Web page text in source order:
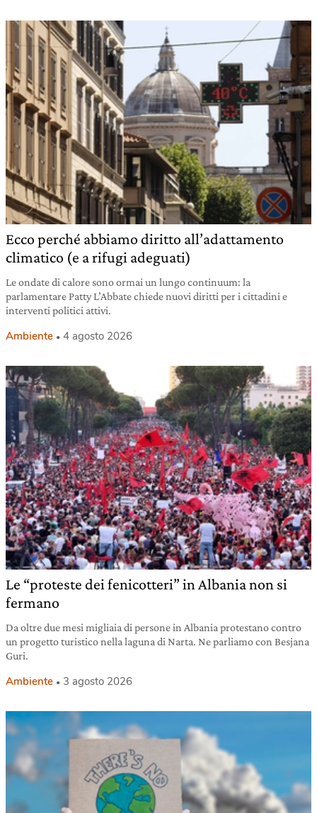
Ecco perché abbiamo diritto all’adattamento
climatico (e a rifugi adeguati)
Le ondate di calore sono ormai un lungo continuum: la
parlamentare Patty L’Abbate chiede nuovi diritti per i cittadini e
interventi politici attivi.
Ambiente 4 agosto 2026
Le “proteste dei fenicotteri” in Albania non si
fermano
Da oltre due mesi migliaia di persone in Albania protestano contro
un progetto turistico nella laguna di Narta. Ne parliamo con Besjana
Guri.
Ambiente 3 agosto 2026